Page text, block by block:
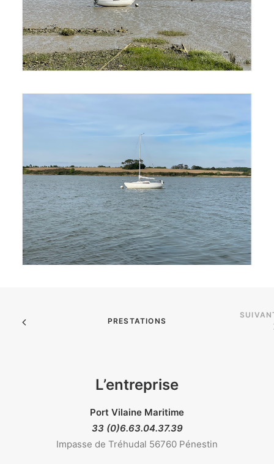
PRESTATIONS
L’entreprise
Port Vilaine Maritime
33 (0)6.63.04.37.39
Impasse de Tréhudal 56760 Pénestin